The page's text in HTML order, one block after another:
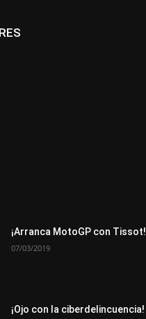
Premios Secciones
¡Arranca MotoGP con Tissot!
07/03/2019
¡Ojo con la ciberdelincuencia!